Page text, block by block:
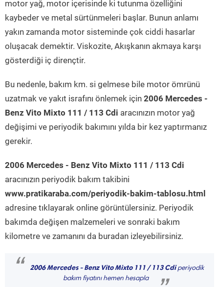
motor yağ, motor içerisinde ki tutunma özelliğini
kaybeder ve metal sürtünmeleri başlar. Bunun anlamı
yakın zamanda motor sisteminde çok ciddi hasarlar
oluşacak demektir. Viskozite, Akışkanın akmaya karşı
gösterdiği iç dirençtir.
Bu nedenle, bakım km. si gelmese bile motor ömrünü
uzatmak ve yakıt israfını önlemek için 2006 Mercedes -
Benz Vito Mixto 111 / 113 Cdi aracınızın motor yağ
değişimi ve periyodik bakımını yılda bir kez yaptırmanız
gerekir.
2006 Mercedes - Benz Vito Mixto 111 / 113 Cdi
aracınızın periyodik bakım takibini
www.pratikaraba.com/periyodik-bakim-tablosu.html
adresine tıklayarak online görüntülersiniz. Periyodik
bakımda değişen malzemeleri ve sonraki bakım
kilometre ve zamanını da buradan izleyebilirsiniz.
“ 2006 Mercedes - Benz Vito Mixto 111 / 113 Cdiperiyodik
bakım fiyatını hemen hesapla